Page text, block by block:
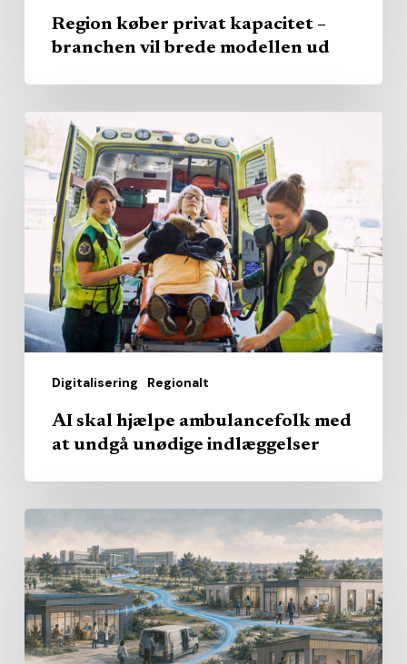
Region køber privat kapacitet –
branchen vil brede modellen ud
Digitalisering Regionalt
AI
skal
hjælpe
ambulancefolk
med
undgå
unødige
indlæggelser
AI skal hjælpe ambulancefolk med
at undgå unødige indlæggelser
skal
levere
det
nære
sundhedsvæsen?